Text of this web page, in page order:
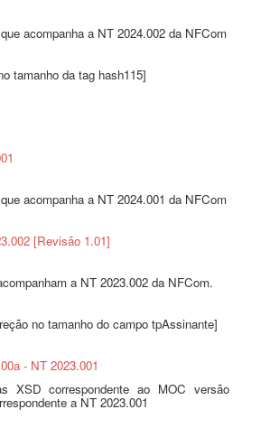
acompanha a NT 2024.002 da NFCom
tamanho da tag hash115]
acompanha a NT 2024.001 da NFCom
[Revisão 1.01]
a NT 2023.002 da NFCom.
no tamanho do campo tpAssinante]
- NT 2023.001
XSD correspondente ao MOC versão
a NT 2023.001